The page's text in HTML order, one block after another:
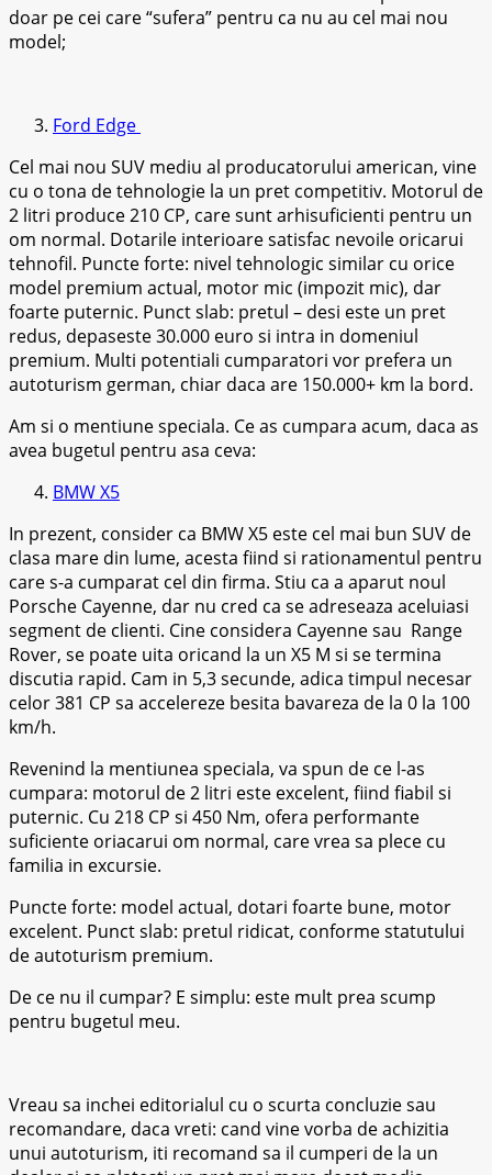
doar pe cei care “sufera” pentru ca nu au cel mai nou
model;
Ford Edge
Cel mai nou SUV mediu al producatorului american, vine
cu o tona de tehnologie la un pret competitiv. Motorul de
2 litri produce 210 CP, care sunt arhisuficienti pentru un
om normal. Dotarile interioare satisfac nevoile oricarui
tehnofil. Puncte forte: nivel tehnologic similar cu orice
model premium actual, motor mic (impozit mic), dar
foarte puternic. Punct slab: pretul – desi este un pret
redus, depaseste 30.000 euro si intra in domeniul
premium. Multi potentiali cumparatori vor prefera un
autoturism german, chiar daca are 150.000+ km la bord.
Am si o mentiune speciala. Ce as cumpara acum, daca as
avea bugetul pentru asa ceva:
BMW X5
In prezent, consider ca BMW X5 este cel mai bun SUV de
clasa mare din lume, acesta fiind si rationamentul pentru
care s-a cumparat cel din firma. Stiu ca a aparut noul
Porsche Cayenne, dar nu cred ca se adreseaza aceluiasi
segment de clienti. Cine considera Cayenne sau Range
Rover, se poate uita oricand la un X5 M si se termina
discutia rapid. Cam in 5,3 secunde, adica timpul necesar
celor 381 CP sa accelereze besita bavareza de la 0 la 100
km/h.
Revenind la mentiunea speciala, va spun de ce l-as
cumpara: motorul de 2 litri este excelent, fiind fiabil si
puternic. Cu 218 CP si 450 Nm, ofera performante
suficiente oriacarui om normal, care vrea sa plece cu
familia in excursie.
Puncte forte: model actual, dotari foarte bune, motor
excelent. Punct slab: pretul ridicat, conforme statutului
de autoturism premium.
De ce nu il cumpar? E simplu: este mult prea scump
pentru bugetul meu.
Vreau sa inchei editorialul cu o scurta concluzie sau
recomandare, daca vreti: cand vine vorba de achizitia
unui autoturism, iti recomand sa il cumperi de la un